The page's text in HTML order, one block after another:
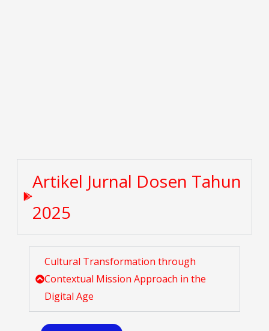
Artikel Jurnal Dosen Tahun
2025
Cultural Transformation through
Contextual Mission Approach in the
Digital Age ​